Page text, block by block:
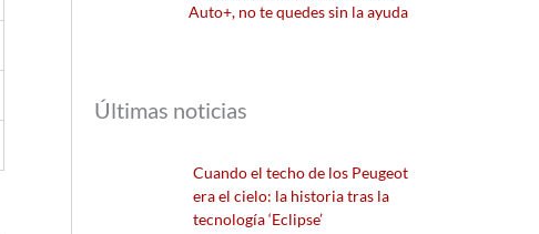
Auto+, no te quedes sin la ayuda
Últimas noticias
Cuando el techo de los Peugeot
era el cielo: la historia tras la
tecnología ‘Eclipse’